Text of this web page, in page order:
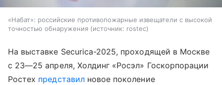
«Набат»: российские противопожарные извещатели с высокой
точностью обнаружения
источник: rostec
На выставке Securica-2025, проходящей в Москве
с 23—25 апреля, Холдинг «Росэл» Госкорпорации
Ростех представилновое поколение